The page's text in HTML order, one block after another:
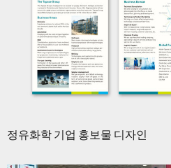
정유화학 기업 홍보물 디자인